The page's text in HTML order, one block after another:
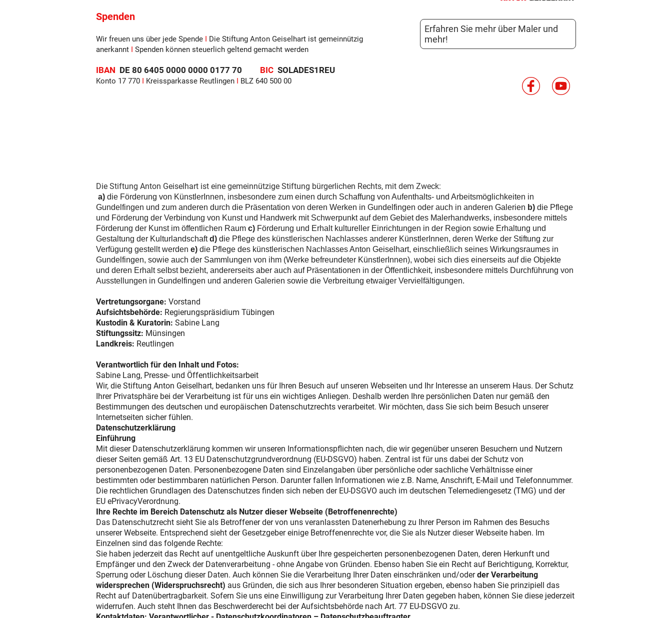
Spenden
Wir freuen uns über jede Spende I Die Stiftung Anton Geiselhart ist gemeinnützig
anerkannt I Spenden können steuerlich geltend gemacht werden
IBAN DE 80 6405 0000 0000 0177 70 BIC SOLADES1REU
Konto 17 770 I Kreissparkasse Reutlingen I BLZ 640 500 00
Erfahren Sie mehr über Maler und
mehr!
Die Stiftung Anton Geiselhart ist eine gemeinnützige Stiftung bürgerlichen Rechts, mit dem Zweck:
a) die Förderung von KünstlerInnen, insbesondere zum einen durch Schaffung von Aufenthalts- und Arbeitsmöglichkeiten in
Gundelfingen und zum anderen durch die Präsentation von deren Werken in Gundelfingen oder auch in anderen Galerien b) die Pflege
und Förderung der Verbindung von Kunst und Handwerk mit Schwerpunkt auf dem Gebiet des Malerhandwerks, insbesondere mittels
Förderung der Kunst im öffentlichen Raum c) Förderung und Erhalt kultureller Einrichtungen in der Region sowie Erhaltung und
Gestaltung der Kulturlandschaftd) die Pflege des künstlerischen Nachlasses anderer KünstlerInnen, deren Werke der Stiftung zur
Verfügung gestellt werden e) die Pflege des künstlerischen Nachlasses Anton Geiselhart, einschließlich seines Wirkungsraumes in
Gundelfingen, sowie auch der Sammlungen von ihm (Werke befreundeter KünstlerInnen), wobei sich dies einerseits auf die Objekte
und deren Erhalt selbst bezieht, andererseits aber auch auf Präsentationen in der Öffentlichkeit, insbesondere mittels Durchführung von
Ausstellungen in Gundelfingen und anderen Galerien sowie die Verbreitung etwaiger Vervielfältigungen.
Vertretungsorgane: Vorstand
Aufsichtsbehörde: Regierungspräsidium Tübingen
Kustodin & Kuratorin: Sabine Lang
Stiftungssitz: Münsingen
Landkreis: Reutlingen
Verantwortlich für den Inhalt und Fotos:
Sabine Lang, Presse- und Öffentlichkeitsarbeit
Wir, die Stiftung Anton Geiselhart, bedanken uns für Ihren Besuch auf unseren Webseiten und Ihr Interesse an unserem Haus. Der Schutz
Ihrer Privatsphäre bei der Verarbeitung ist für uns ein wichtiges Anliegen. Deshalb werden Ihre persönlichen Daten nur gemäß den
Bestimmungen des deutschen und europäischen Datenschutzrechts verarbeitet. Wir möchten, dass Sie sich beim Besuch unserer
Internetseiten sicher fühlen.
Datenschutzerklärung
Einführung
Mit dieser Datenschutzerklärung kommen wir unseren Informationspflichten nach, die wir gegenüber unseren Besuchern und Nutzern
dieser Seiten gemäß Art. 13 EU Datenschutzgrundverordnung (EU-DSGVO) haben. Zentral ist für uns dabei der Schutz von
personenbezogenen Daten. Personenbezogene Daten sind Einzelangaben über persönliche oder sachliche Verhältnisse einer
bestimmten oder bestimmbaren natürlichen Person. Darunter fallen Informationen wie z.B. Name, Anschrift, E-Mail und Telefonnummer.
Die rechtlichen Grundlagen des Datenschutzes finden sich neben der EU-DSGVO auch im deutschen Telemediengesetz (TMG) und der
EU ePrivacyVerordnung.
Ihre Rechte im Bereich Datenschutz als Nutzer dieser Webseite (Betroffenenrechte)
Das Datenschutzrecht sieht Sie als Betroffener der von uns veranlassten Datenerhebung zu Ihrer Person im Rahmen des Besuchs
unserer Webseite. Entsprechend sieht der Gesetzgeber einige Betroffenenrechte vor, die Sie als Nutzer dieser Webseite haben. Im
Einzelnen sind das folgende Rechte:
Sie haben jederzeit das Recht auf unentgeltliche Auskunft über Ihre gespeicherten personenbezogenen Daten, deren Herkunft und
Empfänger und den Zweck der Datenverarbeitung - ohne Angabe von Gründen. Ebenso haben Sie ein Recht auf Berichtigung, Korrektur,
Sperrung oder Löschung dieser Daten. Auch können Sie die Verarbeitung Ihrer Daten einschränken und/oderder Verarbeitung
widersprechen (Widerspruchsrecht) aus Gründen, die sich aus Ihrer besonderen Situation ergeben, ebenso haben Sie prinzipiell das
Recht auf Datenübertragbarkeit. Sofern Sie uns eine Einwilligung zur Verarbeitung Ihrer Daten gegeben haben, können Sie diese jederzeit
widerrufen. Auch steht Ihnen das Beschwerderecht bei der Aufsichtsbehörde nach Art. 77 EU-DSGVO zu.